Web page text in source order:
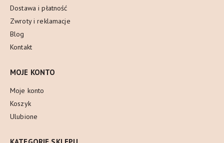
Dostawa i płatność
Zwroty i reklamacje
Blog
Kontakt
MOJE KONTO
Moje konto
Koszyk
Ulubione